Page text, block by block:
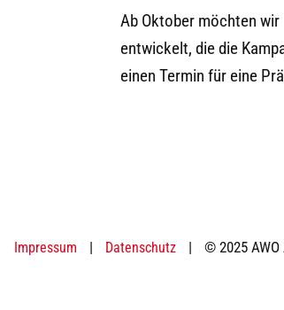
Ab Oktober möchten
entwickelt, die die
einen Termin für eine
Impressum | Datenschutz | © 2025